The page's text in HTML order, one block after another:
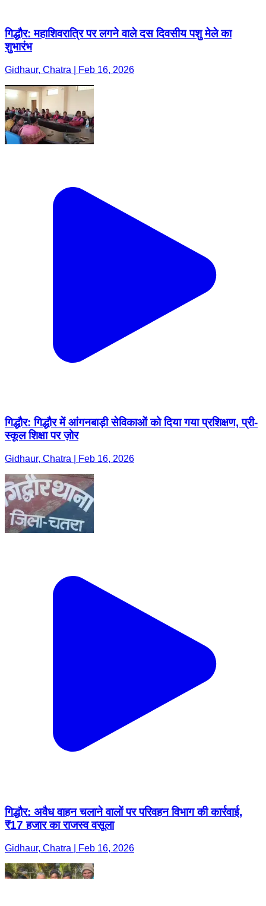
गिद्धौर: महाशिवरात्रि पर लगने वाले दस दिवसीय पशु मेले का
शुभारंभ
Gidhaur, Chatra | Feb 16, 2026
गिद्धौर: गिद्धौर में आंगनबाड़ी सेविकाओं को दिया गया प्रशिक्षण, प्री-
स्कूल शिक्षा पर ज़ोर
Gidhaur, Chatra | Feb 16, 2026
गिद्धौर: अवैध वाहन चलाने वालों पर परिवहन विभाग की कार्रवाई,
₹17 हजार का राजस्व वसूला
Gidhaur, Chatra | Feb 16, 2026